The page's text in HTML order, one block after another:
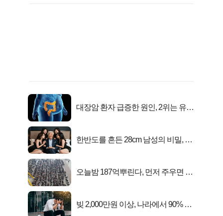
대장암 환자 급증한 원인, 2위는 유산
한반도를 흔든 28cm 남성의 비밀, 매
오늘밤 187억뿌린다, 먼저 주우면 최
빚 2,000만원 이상, 나라에서 90% 갚